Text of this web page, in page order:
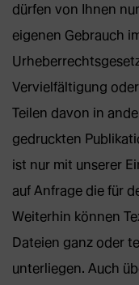
dürfen von Ihnen
eigenen Gebrauch
Vervielfältigung
Teilen davon in
gedruckten
ist nur mit unserer
auf Anfrage die für
Weiterhin können
Dateien ganz oder
unterliegen. Auch